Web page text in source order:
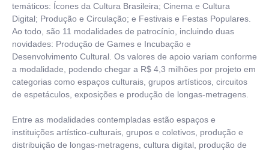
temáticos: Ícones da Cultura Brasileira; Cinema e Cultura
Digital; Produção e Circulação; e Festivais e Festas Populares.
Ao todo, são 11 modalidades de patrocínio, incluindo duas
novidades: Produção de Games e Incubação e
Desenvolvimento Cultural. Os valores de apoio variam conforme
a modalidade, podendo chegar a R$ 4,3 milhões por projeto em
categorias como espaços culturais, grupos artísticos, circuitos
de espetáculos, exposições e produção de longas-metragens.
Entre as modalidades contempladas estão espaços e
instituições artístico-culturais, grupos e coletivos, produção e
distribuição de longas-metragens, cultura digital, produção de